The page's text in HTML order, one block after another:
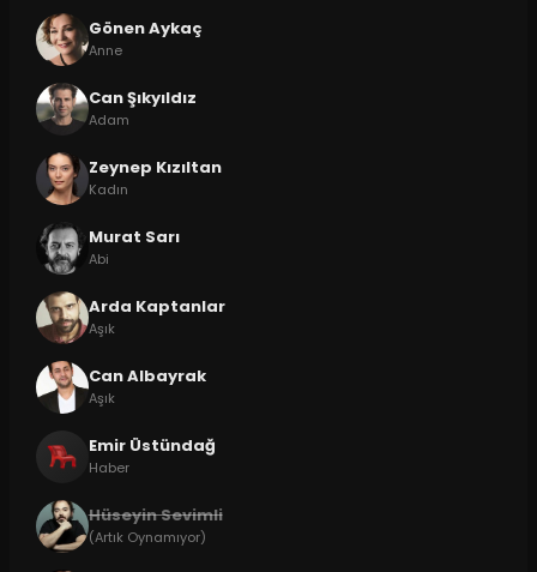
Gönen Aykaç
Anne
Can Şıkyıldız
Adam
Zeynep Kızıltan
Kadın
Murat Sarı
Abi
Arda Kaptanlar
Aşık
Can Albayrak
Aşık
Emir Üstündağ
Haber
Hüseyin Sevimli
(Artık Oynamıyor)